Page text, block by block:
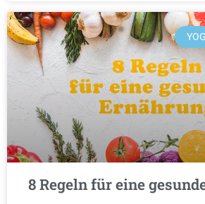
8 Regeln für eine